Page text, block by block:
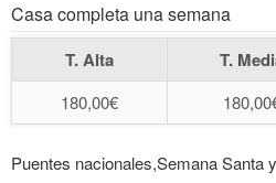
Casa completa una semana
T. Alta T.
180,00€
Puentes nacionales,Semana Santa